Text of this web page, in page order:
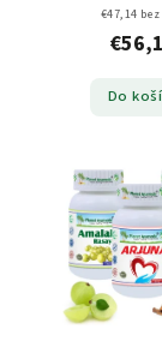
€47,14 bez
Do